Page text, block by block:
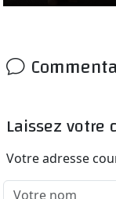
Laissez votre
Votre adresse